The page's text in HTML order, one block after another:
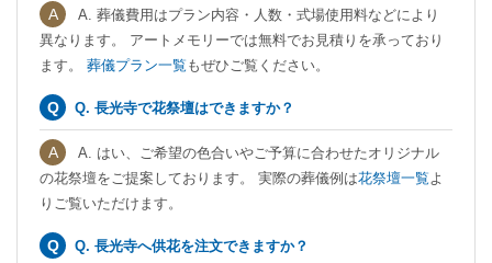
A. 葬儀費用はプラン内容・人数・式場使用料などにより
異なります。 アートメモリーでは無料でお見積りを承っており
ます。 葬儀プラン一覧 もぜひご覧ください。
Q. 長光寺で花祭壇はできますか？
A. はい、ご希望の色合いやご予算に合わせたオリジナル
の花祭壇をご提案しております。 実際の葬儀例は花祭壇一覧 よ
りご覧いただけます。
Q. 長光寺へ供花を注文できますか？